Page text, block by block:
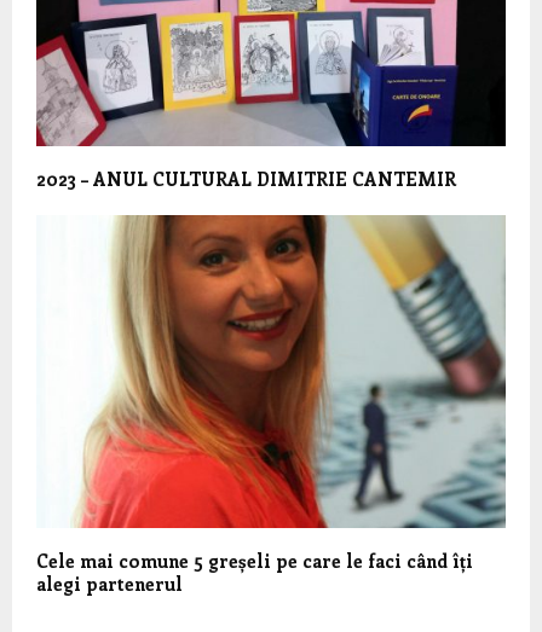
2023 – ANUL CULTURAL DIMITRIE CANTEMIR
Cele mai comune 5 greșeli pe care le faci când îți
alegi partenerul